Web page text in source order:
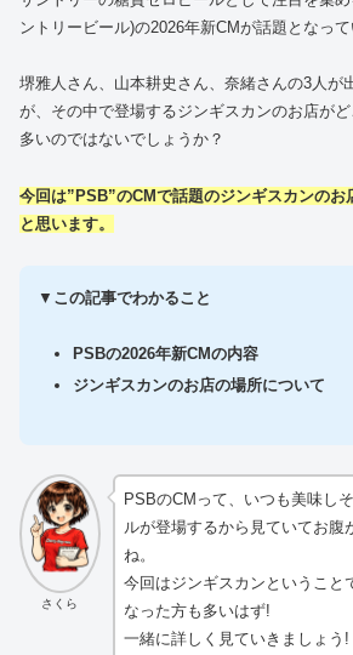
ントリービール)の2026年新CMが話題となって
堺雅人さん、山本耕史さん、奈緒さんの3人が
が、その中で登場するジンギスカンのお店が
多いのではないでしょうか？
今回は”PSB”のCMで話題のジンギスカンのお
と思います。
▼ この記事でわかること
PSBの2026年新CMの内容
ジンギスカンのお店の場所について
さくら
PSBのCMって、いつも美味し
ルが登場するから見ていてお腹
ね。
今回はジンギスカンということ
なった方も多いはず!
一緒に詳しく見ていきましょう!